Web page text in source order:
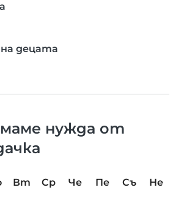
децата
нужда от
Вт Ср Че Пе Съ
Не